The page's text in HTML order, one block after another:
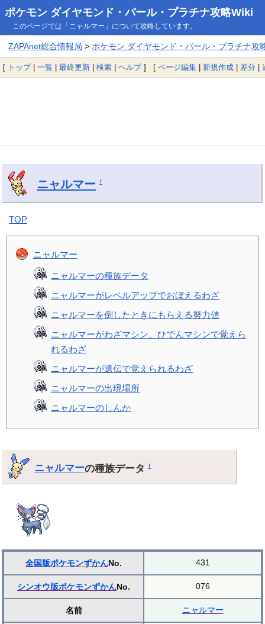
ポケモン ダイヤモンド・パール・プラチナ攻略Wiki
このページでは「ニャルマー」について攻略しています。
ZAPAnet総合情報局 > ポケモン ダイヤモンド・パール・プラチナ攻
[ トップ| 一覧 | 最終更新 | 検索 | ヘルプ] [ ページ編集 | 新規作成 | 差分 |
ニャルマー †
TOP
ニャルマー
ニャルマーの種族データ
ニャルマーがレベルアップでおぼえるわざ
ニャルマーを倒したときにもらえる努力値
ニャルマーがわざマシン、ひでんマシンで覚えら
れるわざ
ニャルマーが遺伝で覚えられるわざ
ニャルマーの出現場所
ニャルマーのしんか
ニャルマーの種族データ†
全国版ポケモンずかんNo. 431
シンオウ版ポケモンずかんNo. 076
名前 ニャルマー